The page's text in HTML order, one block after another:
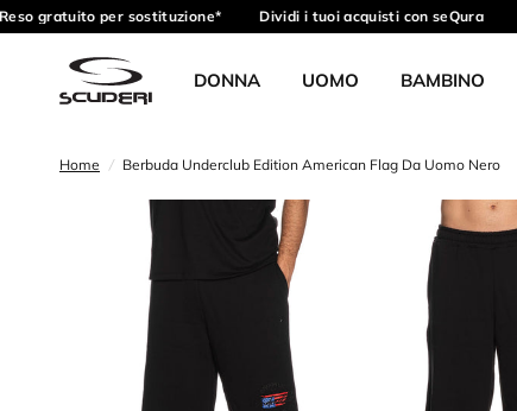
gratuito per sostituzione* Dividi i tuoi acquisti con seQura
DONNA UOMO BAMBINO
Home / Berbuda Underclub Edition American Flag Da Uomo Nero